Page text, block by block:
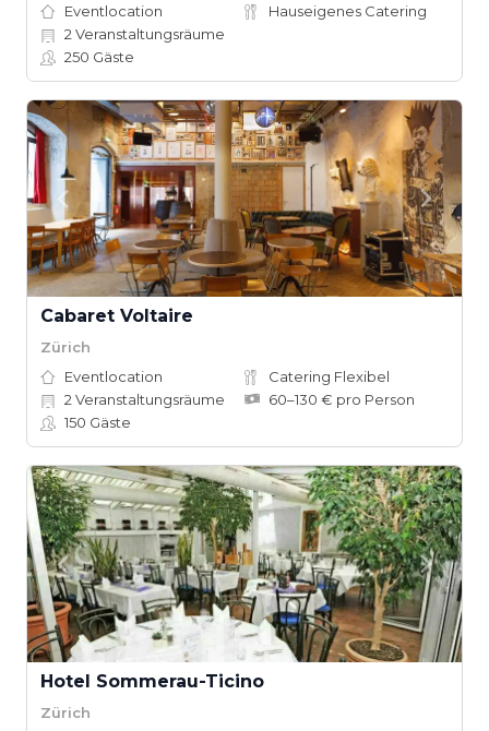
Eventlocation
Hauseigenes Catering
2 Veranstaltungsräume
250 Gäste
Cabaret Voltaire
Zürich
Eventlocation
Catering Flexibel
2 Veranstaltungsräume
60–130 € pro Person
150 Gäste
Hotel Sommerau-Ticino
Zürich